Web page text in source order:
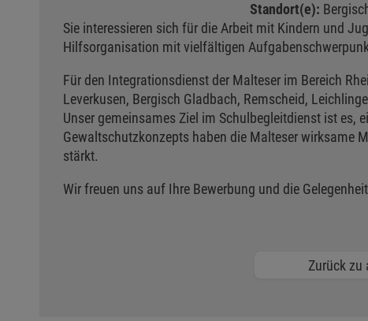
Standort(e):
Sie interessieren sich für die Arbeit mit Kindern und
Hilfsorganisation mit vielfältigen
Für den Integrationsdienst der Malteser im Bereich
Leverkusen, Bergisch Gladbach, Remscheid,
Unser gemeinsames Ziel im Schulbegleitdienst ist es,
Gewaltschutzkonzepts haben die Malteser wirksame
stärkt.
Wir freuen uns auf Ihre Bewerbung und die
Zurück zu